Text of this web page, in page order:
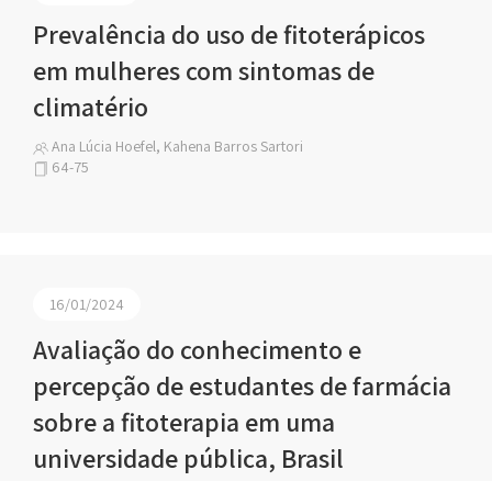
Prevalência do uso de fitoterápicos
em mulheres com sintomas de
climatério
Ana Lúcia Hoefel, Kahena Barros Sartori
64-75
16/01/2024
Avaliação do conhecimento e
percepção de estudantes de farmácia
sobre a fitoterapia em uma
universidade pública, Brasil